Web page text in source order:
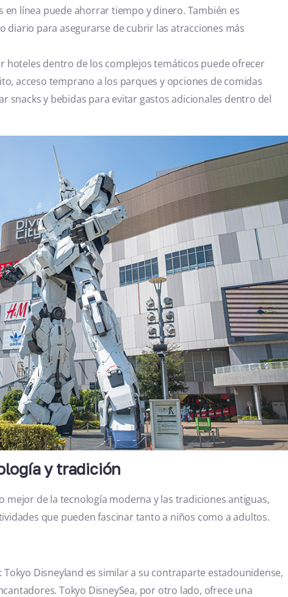
línea puede ahorrar tiempo y dinero. También es
diario para asegurarse de cubrir las atracciones más
hoteles dentro de los complejos temáticos puede ofrecer
acceso temprano a los parques y opciones de comidas
snacks y bebidas para evitar gastos adicionales dentro del
y tradición
mejor de la tecnología moderna y las tradiciones antiguas,
que pueden fascinar tanto a niños como a adultos.
: Tokyo Disneyland es similar a su contraparte estadounidense,
Tokyo DisneySea, por otro lado, ofrece una